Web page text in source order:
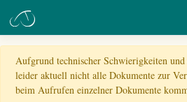
Aufgrund technischer Schwierigkeiten und
leider aktuell nicht alle Dokumente zur
beim Aufrufen einzelner Dokumente